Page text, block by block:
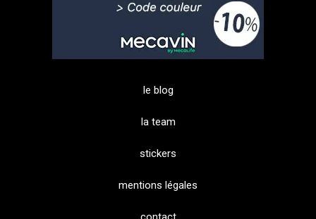
le blog
la team
stickers
mentions légales